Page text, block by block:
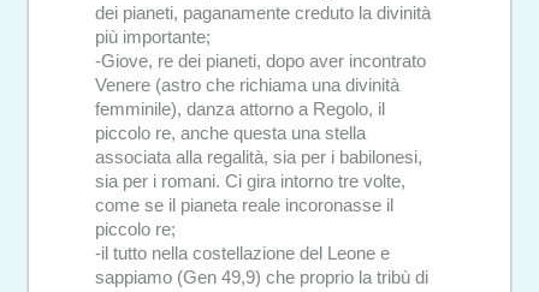
dei pianeti, paganamente creduto la divinità
più importante;
-Giove, re dei pianeti, dopo aver incontrato
Venere (astro che richiama una divinità
femminile), danza attorno a Regolo, il
piccolo re, anche questa una stella
associata alla regalità, sia per i babilonesi,
sia per i romani. Ci gira intorno tre volte,
come se il pianeta reale incoronasse il
piccolo re;
-il tutto nella costellazione del Leone e
sappiamo (Gen 49,9) che proprio la tribù di